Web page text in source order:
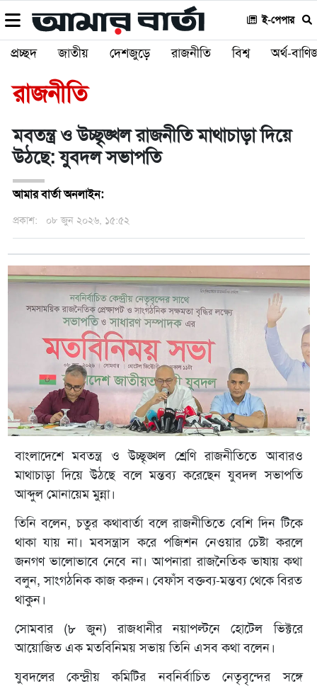
ই-পেপার
প্রচ্ছদ জাতীয় দেশজুড়ে রাজনীতি বিশ্ব অর্থ-
রাজনীতি
মবতন্ত্র ও উচ্ছৃঙ্খল রাজনীতি মাথাচাড়া দিয়ে
উঠছে: যুবদল সভাপতি
আমার বার্তা অনলাইন:
প্রকাশ: ০৮ জুন ২০২৬, ১৫:৫২
বাংলাদেশে মবতন্ত্র ও উচ্ছৃঙ্খল শ্রেণি রাজনীতিতে আবারও
মাথাচাড়া দিয়ে উঠছে বলে মন্তব্য করেছেন যুবদল সভাপতি
আব্দুল মোনায়েম মুন্না।
তিনি বলেন, চতুর কথাবার্তা বলে রাজনীতিতে বেশি দিন টিকে
থাকা যায় না। মবসন্ত্রাস করে পজিশন নেওয়ার চেষ্টা করলে
জনগণ ভালোভাবে নেবে না। আপনারা রাজনৈতিক ভাষায় কথা
বলুন, সাংগঠনিক কাজ করুন। বেফাঁস বক্তব্য-মন্তব্য থেকে বিরত
থাকুন।
সোমবার (৮ জুন) রাজধানীর নয়াপল্টনে হোটেল ভিক্টরে
আয়োজিত এক মতবিনিময় সভায় তিনি এসব কথা বলেন।
যুবদলের কেন্দ্রীয় কমিটির নবনির্বাচিত নেতৃবৃন্দের সঙ্গে